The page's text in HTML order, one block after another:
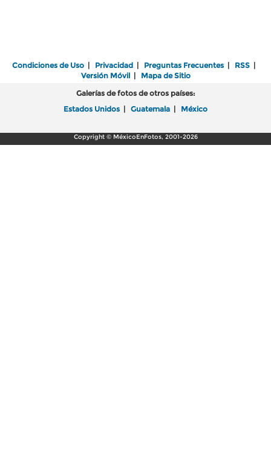
Condiciones de Uso | Privacidad | Preguntas Frecuentes | RSS |
Versión Móvil| Mapa de Sitio
Galerías de fotos de otros países:
Estados Unidos | Guatemala | México
Copyright © MéxicoEnFotos, 2001-2026